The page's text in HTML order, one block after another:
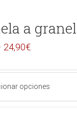
a granel
24,90€
opciones